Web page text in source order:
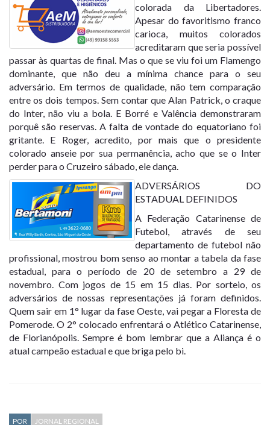
colorada da Libertadores.
Apesar do favoritismo franco
carioca, muitos colorados
acreditaram que seria possível
passar às quartas de final. Mas o que se viu foi um Flamengo
dominante, que não deu a mínima chance para o seu
adversário. Em termos de qualidade, não tem comparação
entre os dois tempos. Sem contar que Alan Patrick, o craque
do Inter, não viu a bola. E Borré e Valência demonstraram
porquê são reservas. A falta de vontade do equatoriano foi
gritante. E Roger, acredito, por mais que o presidente
colorado anseie por sua permanência, acho que se o Inter
perder para o Cruzeiro sábado, ele dança.
ADVERSÁRIOS DO
ESTADUAL DEFINIDOS
A Federação Catarinense de
Futebol, através de seu
departamento de futebol não
profissional, mostrou bom senso ao montar a tabela da fase
estadual, para o período de 20 de setembro a 29 de
novembro. Com jogos de 15 em 15 dias. Por sorteio, os
adversários de nossas representações já foram definidos.
Quem sair em 1° lugar da fase Oeste, vai pegar a Floresta de
Pomerode. O 2° colocado enfrentará o Atlético Catarinense,
de Florianópolis. Sempre é bom lembrar que a Aliança é o
atual campeão estadual e que briga pelo bi.
POR
JORNAL REGIONAL